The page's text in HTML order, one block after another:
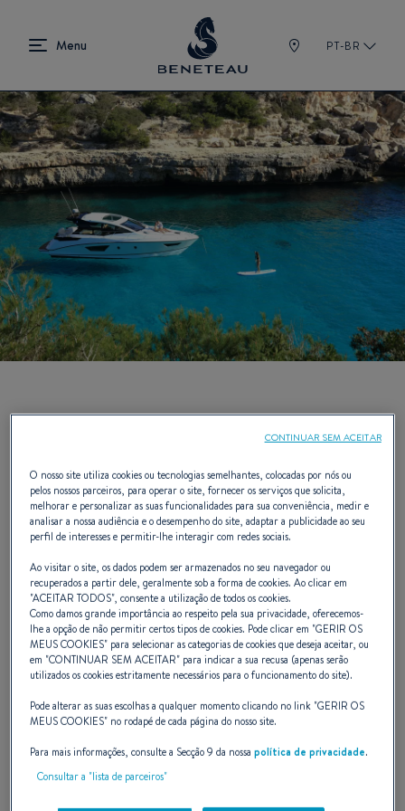
PT-BR
Gran Turismo (2010 - 2018)
OGran Turismoestá em uma classe à
parte, estabelecendo a tendência do que
um cruzador expresso poderia ser. Cada
modelo está repleto de tecnologia e
desempenho, portanto, navegar em alta
velocidade é uma das grandes alegrias pela
qual ela vive. Seu design espaçoso e
contemporâneo oferece uma nova
definição para um espaço interior e exterior
O nosso site utiliza cookies ou tecnologias semelhantes, colocadas por nós ou
pelos nossos parceiros, para operar o site, fornecer os serviços que solicita,
melhorar e personalizar as suas funcionalidades para sua conveniência, medir e
analisar a nossa audiência e o desempenho do site, adaptar a publicidade ao seu
perfil de interesses e permitir-lhe interagir com redes sociais.
Ao visitar o site, os dados podem ser armazenados no seu navegador ou
recuperados a partir dele, geralmente sob a forma de cookies. Ao clicar em
"ACEITAR TODOS", consente a utilização de todos os cookies.
Como damos grande importância ao respeito pela sua privacidade, oferecemos-
lhe a opção de não permitir certos tipos de cookies. Pode clicar em "GERIR OS
MEUS COOKIES" para selecionar as categorias de cookies que deseja aceitar, ou
em "CONTINUAR SEM ACEITAR" para indicar a sua recusa (apenas serão
utilizados os cookies estritamente necessários para o funcionamento do site).
Pode alterar as suas escolhas a qualquer momento clicando no link "GERIR OS
MEUS COOKIES" no rodapé de cada página do nosso site.
Para mais informações, consulte a Secção 9 da nossapolítica de privacidade.
Consultar a "lista de parceiros"
CONTINUAR SEM ACEITAR